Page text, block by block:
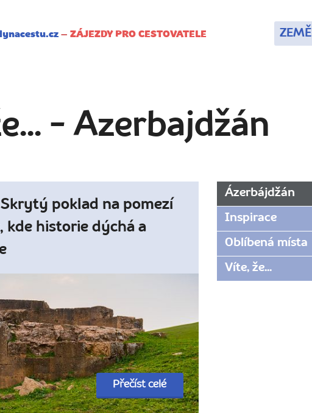
– ZÁJEZDY PRO CESTOVATELE ZEMĚ
- Azerbajdžán
poklad na pomezí
kde historie dýchá a
Přečíst celé
Ázerbájdžán
Inspirace
Oblíbená místa
Víte, že...